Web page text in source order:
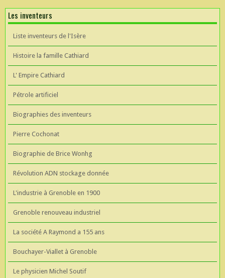
Les inventeurs
Liste inventeurs de l'Isère
Histoire la famille Cathiard
L' Empire Cathiard
Pétrole artificiel
Biographies des inventeurs
Pierre Cochonat
Biographie de Brice Wonhg
Révolution ADN stockage donnée
L'industrie à Grenoble en 1900
Grenoble renouveau industriel
La société A Raymond a 155 ans
Bouchayer-Viallet à Grenoble
Le physicien Michel Soutif